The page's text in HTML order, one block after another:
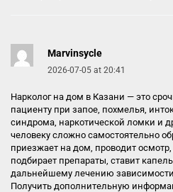
Marvinsycle
2026-07-05 at 20:41
Нарколог на дом в Казани — это
пациенту при запое, похмелья,
синдрома, наркотической ломки и
человеку сложно самостоятельно
приезжает на дом, проводит осмотр,
подбирает препараты, ставит
дальнейшему лечению
Получить дополнительную